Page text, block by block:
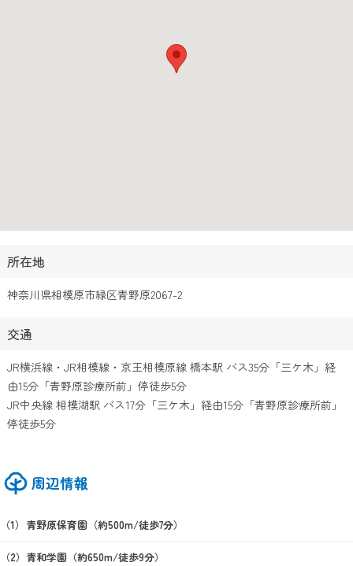
所在地
神奈川県相模原市緑区青野原2067-2
交通
JR横浜線・JR相模線・京王相模原線 橋本駅 バス35分「三ケ木」経
由15分「青野原診療所前」停徒歩5分
JR中央線 相模湖駅 バス17分「三ケ木」経由15分「青野原診療所前」
停徒歩5分
周辺情報
青野原保育園（約500m/徒歩7分）
青和学園（約650m/徒歩9分）